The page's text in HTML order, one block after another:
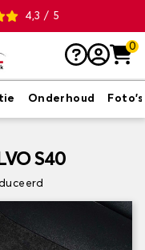
4,3 / 5
0
Onderhoud Foto's
S40